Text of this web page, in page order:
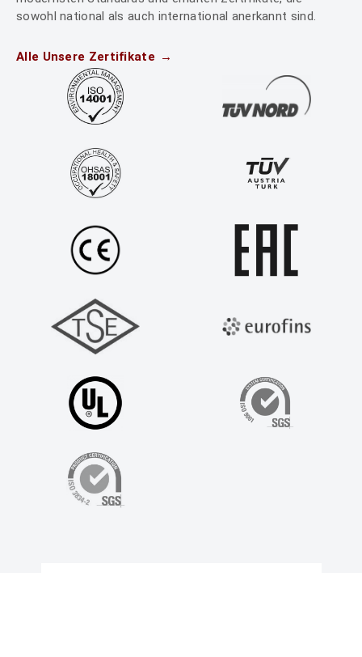
sowohl national als auch international anerkannt sind.
Alle Unsere Zertifikate →